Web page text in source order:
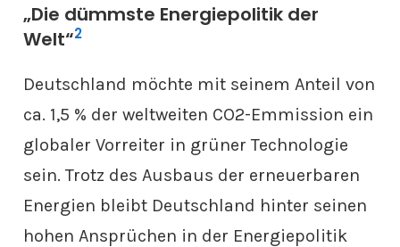
„Die dümmste Energiepolitik der
Welt“2
Deutschland möchte mit seinem Anteil von
ca. 1,5 % der weltweiten CO2-Emmission ein
globaler Vorreiter in grüner Technologie
sein. Trotz des Ausbaus der erneuerbaren
Energien bleibt Deutschland hinter seinen
hohen Ansprüchen in der Energiepolitik